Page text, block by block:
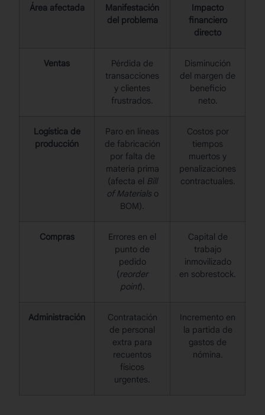
Área afectada
Manifestación
del problema
Impacto
financiero
directo
Ventas
Pérdida de
transacciones
y clientes
frustrados.
Disminución
del margen de
beneficio
neto.
Logística de
producción
Paro en líneas
de fabricación
por falta de
materia prima
(afecta el Bill
of Materialso
BOM).
Costos por
tiempos
muertos y
penalizaciones
contractuales.
Compras
Errores en el
punto de
pedido
(reorder
point).
Capital de
trabajo
inmovilizado
en sobrestock.
Administración
Contratación
de personal
extra para
recuentos
físicos
urgentes.
Incremento en
la partida de
gastos de
nómina.